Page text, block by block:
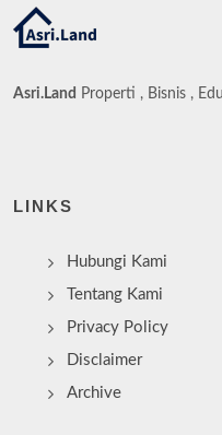
Asri.Land Properti , Bisnis ,
LINKS
Hubungi Kami
Tentang Kami
Privacy Policy
Disclaimer
Archive